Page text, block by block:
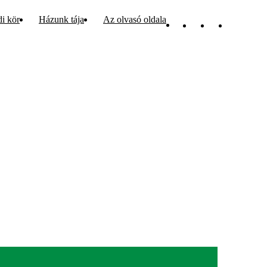
kör Házunk tája Az olvasó oldala